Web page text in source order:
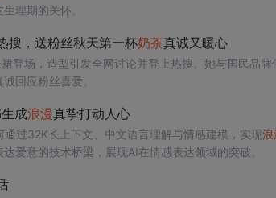
理期的关怀。
搜，送粉丝秋天第一杯奶茶真诚又暖心
登场，造型引发全网讨论并登上热搜。她与国民品
回应粉丝喜爱。
成浪漫真挚打动人心
过32K长上下文、中文语言理解与情感建模，实现浪
爱意的技术桥梁，展现AI在情感表达领域的突破。